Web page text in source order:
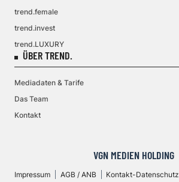
trend.female
trend.invest
trend.LUXURY
ÜBER TREND.
Mediadaten & Tarife
Das Team
Kontakt
VGN MEDIEN HOLDING
Impressum AGB / ANB Kontakt-Datenschutz